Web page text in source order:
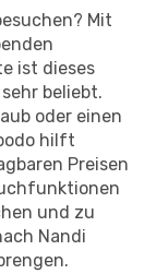
Mit
ist dieses
beliebt.
oder einen
hilft
Preisen
und zu
Nandi